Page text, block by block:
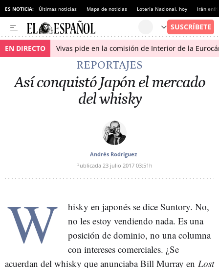
ES NOTICIA: Últimas noticias Mapa de noticias Lotería Nacional, hoy Irán
EN DIRECTO Vivas pide en la comisión de Interior de la
REPORTAJES
Así conquistó Japón el mercado
del whisky
Andrés Rodríguez
Publicada 23 julio 2017 03:51h
W
hisky en japonés se dice Suntory. No,
no les estoy vendiendo nada. Es una
posición de dominio, no una columna
con intereses comerciales. ¿Se
acuerdan del whisky que anunciaba Bill Murray en Lost